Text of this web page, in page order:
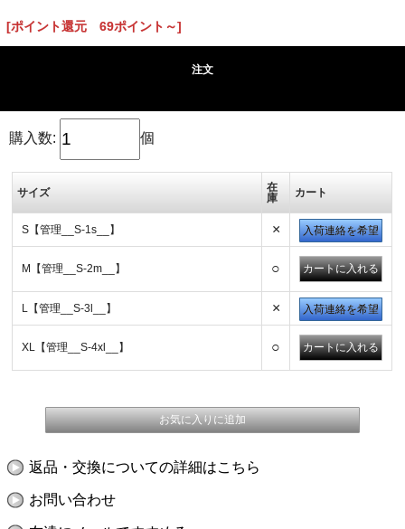
[ポイント還元 69ポイント～]
注文
購入数: 個
サイズ
在
庫
カート
S【管理__S-1s__】 × 入荷連絡を希望
M【管理__S-2m__】 ○
L【管理__S-3l__】 × 入荷連絡を希望
XL【管理__S-4xl__】 ○
返品・交換についての詳細はこちら
お問い合わせ